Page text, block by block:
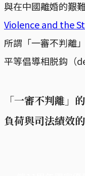
與在中國離婚的艱難
Violence and the
所謂「一審不判離
平等倡導相脱鈎（
「一審不判離
負荷與司法績效